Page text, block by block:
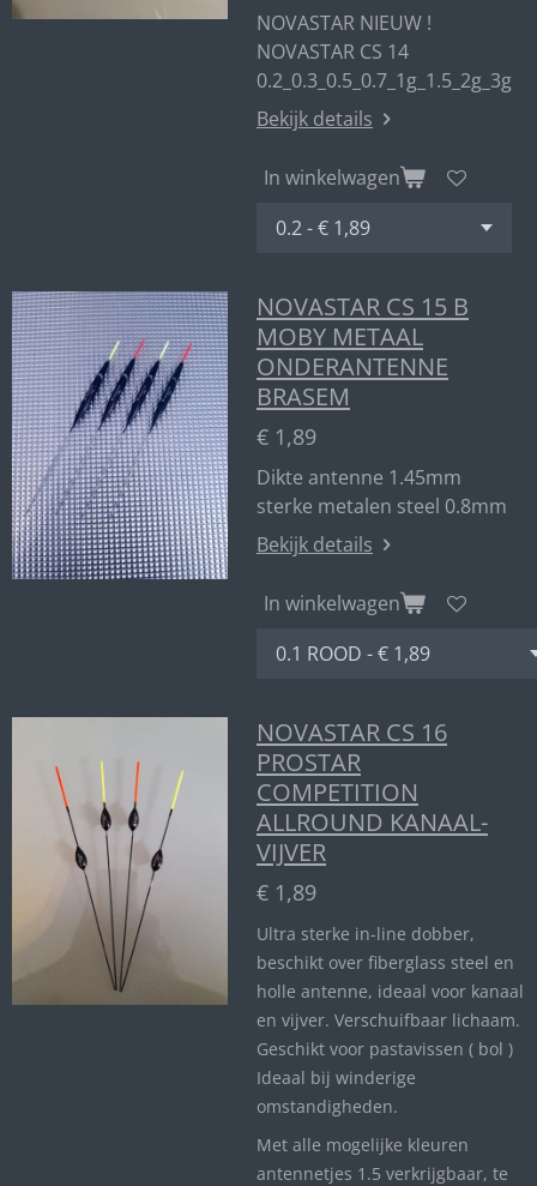
NOVASTAR NIEUW !
NOVASTAR CS 14
0.2_0.3_0.5_0.7_1g_1.5_2g_3g
Bekijk details
In winkelwagen
NOVASTAR CS 15 B
MOBY METAAL
ONDERANTENNE
BRASEM
€ 1,89
Dikte antenne 1.45mm
sterke metalen steel 0.8mm
Bekijk details
In winkelwagen
NOVASTAR CS 16
PROSTAR
COMPETITION
ALLROUND KANAAL-
VIJVER
€ 1,89
Ultra sterke in-line dobber,
beschikt over fiberglass steel en
holle antenne, ideaal voor kanaal
en vijver. Verschuifbaar lichaam.
Geschikt voor pastavissen ( bol )
Ideaal bij winderige
omstandigheden.
Met alle mogelijke kleuren
antennetjes 1.5 verkrijgbaar, te